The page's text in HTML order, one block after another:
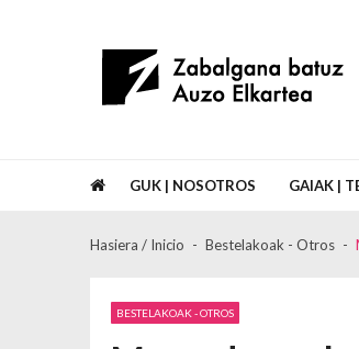
Asociación de Vecinos
GUK | NOSOTROS GAIAK |
Hasiera / Inicio Bestelakoak - Otros
BESTELAKOAK - OTROS